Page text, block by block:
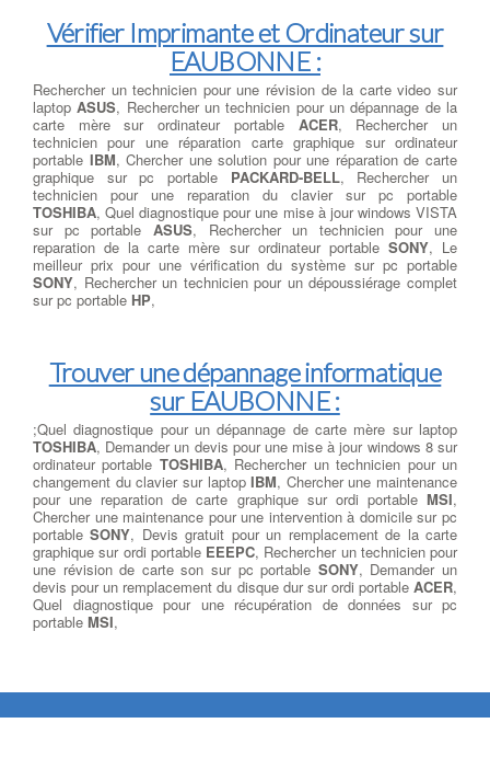
Vérifier Imprimante et Ordinateur sur
EAUBONNE :
Rechercher un technicien pour une révision de la carte video sur
laptopASUS, Rechercher un technicien pour un dépannage de la
carte mère sur ordinateur portable ACER, Rechercher un
technicien pour une réparation carte graphique sur ordinateur
portable IBM, Chercher une solution pour une réparation de carte
graphique sur pc portable PACKARD-BELL, Rechercher un
technicien pour une reparation du clavier sur pc portable
TOSHIBA, Quel diagnostique pour une mise à jour windows VISTA
sur pc portable ASUS, Rechercher un technicien pour une
reparation de la carte mère sur ordinateur portable SONY, Le
meilleur prix pour une vérification du système sur pc portable
SONY, Rechercher un technicien pour un dépoussiérage complet
sur pc portable HP,
Trouver une dépannage informatique
sur EAUBONNE :
;Quel diagnostique pour un dépannage de carte mère sur laptop
TOSHIBA, Demander un devis pour une mise à jour windows 8 sur
ordinateur portable TOSHIBA, Rechercher un technicien pour un
changement du clavier sur laptopIBM, Chercher une maintenance
pour une reparation de carte graphique sur ordi portable MSI,
Chercher une maintenance pour une intervention à domicile sur pc
portableSONY, Devis gratuit pour un remplacement de la carte
graphique sur ordi portable EEEPC, Rechercher un technicien pour
une révision de carte son sur pc portable SONY, Demander un
devis pour un remplacement du disque dur sur ordi portable ACER,
Quel diagnostique pour une récupération de données sur pc
portable MSI,